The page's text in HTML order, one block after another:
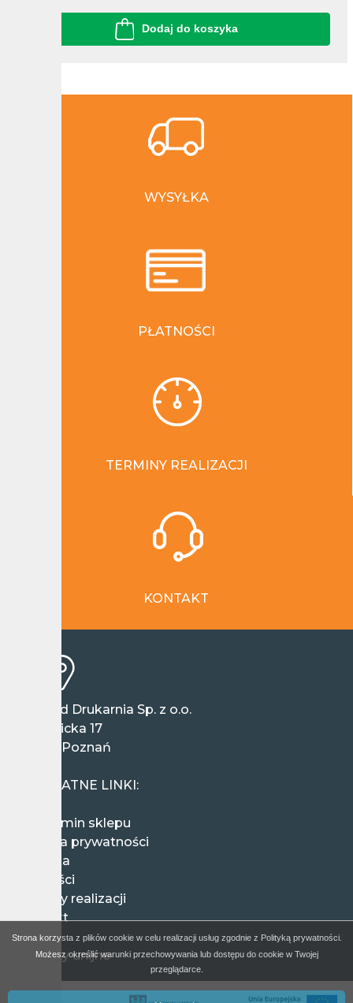
Dodaj do koszyka
WYSYŁKA
PŁATNOŚCI
TERMINY REALIZACJI
KONTAKT
Wieland Drukarnia Sp. z o.o.
ul. Ziębicka 17
60-164 Poznań
PRZYDATNE LINKI:
Regulamin sklepu
Polityka prywatności
Wysyłka
Płatności
Terminy realizacji
Kontakt
FAQ
Projekty unijne
Strona korzysta z plików cookie w celu realizacji usług zgodnie z Polityką prywatności.
Możesz określić warunki przechowywania lub dostępu do cookie w Twojej
przeglądarce.